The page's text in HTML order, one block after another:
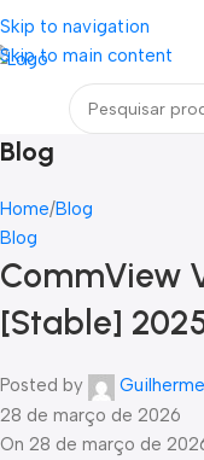
Skip to navigation
Skip to main content
Loja mundial online de Obras
Blog
Home Blog
Blog
CommView
[Stable]
Posted by
28 de março de 2026
On 28 de março de